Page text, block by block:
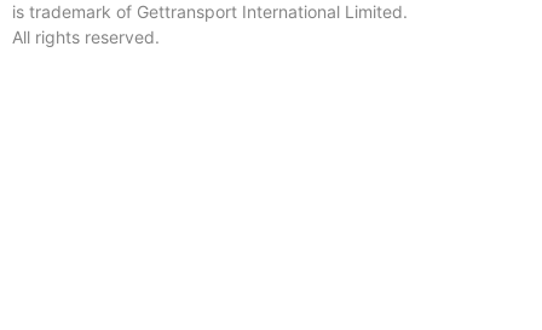
is trademark of Gettransport International Limited.
All rights reserved.